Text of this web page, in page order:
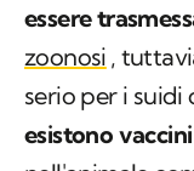
essere
zoonosi ,
serio per i suidi
esistono